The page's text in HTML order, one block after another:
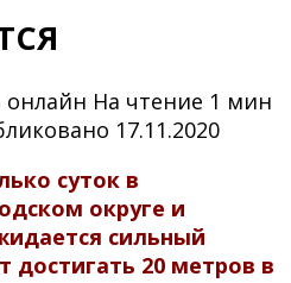
онлайн На чтение 1 мин
17.11.2020
суток в
округе и
сильный
достигать 20 метров в